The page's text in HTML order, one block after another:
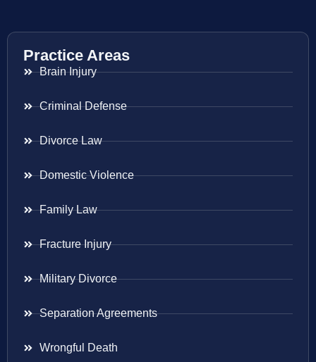
Practice Areas
Brain Injury
Criminal Defense
Divorce Law
Domestic Violence
Family Law
Fracture Injury
Military Divorce
Separation Agreements
Wrongful Death